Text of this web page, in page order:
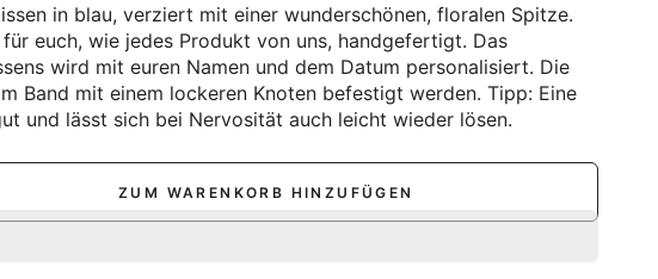
in blau, verziert mit einer wunderschönen, floralen Spitze.
euch, wie jedes Produkt von uns, handgefertigt. Das
wird mit euren Namen und dem Datum personalisiert. Die
Band mit einem lockeren Knoten befestigt werden. Tipp: Eine
und lässt sich bei Nervosität auch leicht wieder lösen.
ZUM WARENKORB HINZUFÜGEN